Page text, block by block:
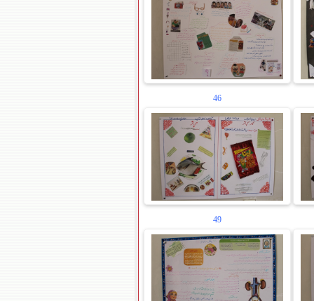
46
49